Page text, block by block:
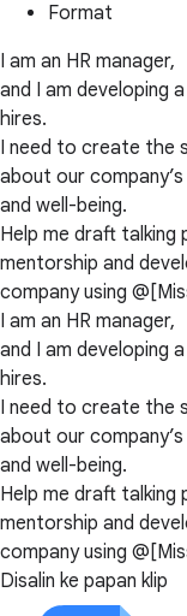
Format
I am an HR manager,
and I am developing
hires.
I need to create the
about our
and well-being.
Help me draft
mentorship and
company using
I am an HR manager,
and I am developing
hires.
I need to create the
about our
and well-being.
Help me draft
mentorship and
company using
Disalin ke papan klip